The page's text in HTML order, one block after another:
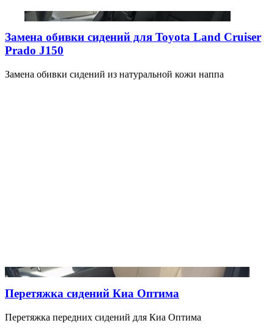
Замена обивки сидений для Toyota Land Cruiser
Prado J150
Замена обивки сидений из натуральной кожи наппа
Перетяжка сидений Киа Оптима
Перетяжка передних сидений для Киа Оптима